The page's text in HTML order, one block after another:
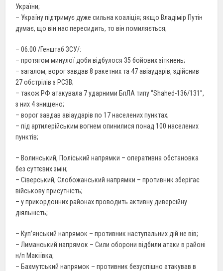
України;
– Україну підтримує дуже сильна коаліція; якщо Владімір Путін
думає, що він нас пересидить, то він помиляється;
– 06.00 /Генштаб ЗСУ/:
– протягом минулої доби відбулося 35 бойових зіткнень;
– загалом, ворог завдав 8 ракетних та 47 авіаударів, здійснив
27 обстрілів з РСЗВ;
– також РФ атакувала 7 ударними БпЛА типу “Shahed-136/131”,
з них 4 знищено;
– ворог завдав авіаударів по 17 населених пунктах;
– під артилерійським вогнем опинилися понад 100 населених
пунктів;
– Волинський, Поліський напрямки – оперативна обстановка
без суттєвих змін;
– Сіверський, Слобожанський напрямки – противник зберігає
військову присутність;
– у прикордонних районах проводить активну диверсійну
діяльність;
– Куп’янський напрямок – противник наступальних дій не вів;
– Лиманський напрямок – Сили оборони відбили атаки в районі
н/п Макіївка;
– Бахмутський напрямок – противник безуспішно атакував в